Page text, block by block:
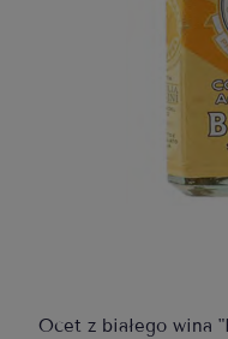
Ocet z białego wina